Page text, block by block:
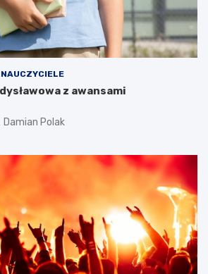
NAUCZYCIELE
z awansami
Damian Polak